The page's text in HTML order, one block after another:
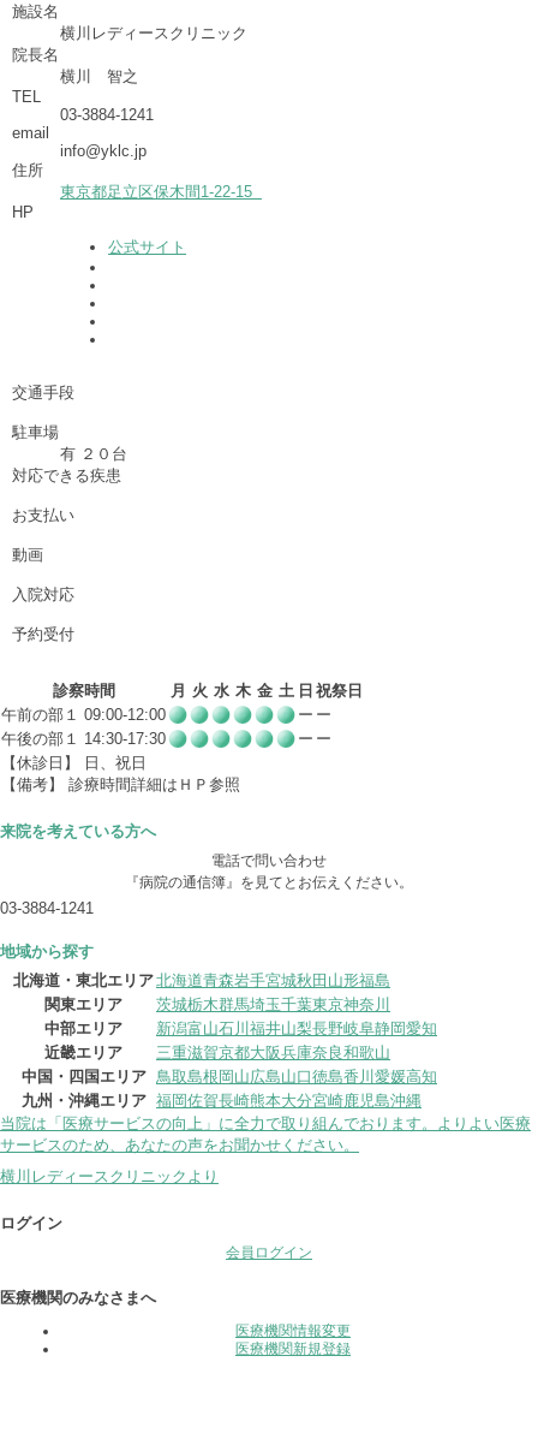
施設名
横川レディースクリニック
院長名
横川 智之
TEL
03-3884-1241
email
info@yklc.jp
住所
東京都足立区保木間1-22-15
HP
公式サイト
交通手段
駐車場
有 ２０台
対応できる疾患
お支払い
動画
入院対応
予約受付
診察時間 月 火 水 木 金 土 日 祝祭日
午前の部１ 09:00-12:00
ー ー
午後の部１ 14:30-17:30
ー ー
【休診日】 日、祝日
【備考】 診療時間詳細はＨＰ参照
来院を考えている方へ
電話で問い合わせ
『病院の通信簿』を見てとお伝えください。
03-3884-1241
地域から探す
北海道・東北エリア北海道青森岩手宮城秋田 山形福島
関東エリア
茨城栃木群馬埼玉千葉東京神奈川
中部エリア
新潟富山石川 福井山梨長野岐阜静岡愛知
近畿エリア
三重滋賀京都大阪兵庫奈良和歌山
中国・四国エリア 鳥取島根 岡山広島山口徳島香川 愛媛高知
九州・沖縄エリア 福岡佐賀長崎熊本大分宮崎鹿児島沖縄
当院は「医療サービスの向上」に全力で取り組んでおります。よりよい医療
サービスのため、あなたの声をお聞かせください。
横川レディースクリニックより
ログイン
会員ログイン
医療機関のみなさまへ
医療機関情報変更
医療機関新規登録